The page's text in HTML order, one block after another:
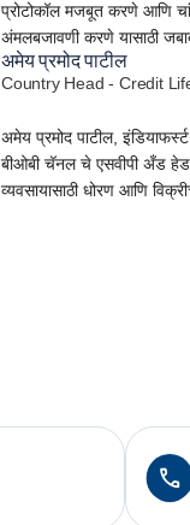
प्रोटोकॉल मजबूत करणे आणि
अंमलबजावणी करणे यासाठी
अमेय प्रमोद पाटील
Country Head - Credit
अमेय प्रमोद पाटील,
बीओबी चॅनल चे एसवीपी अँड
व्यवसायासाठी धोरण आणि